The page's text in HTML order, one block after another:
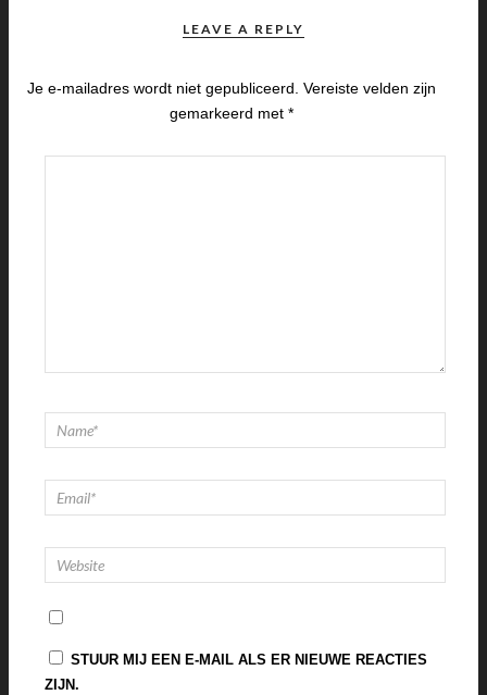
LEAVE A REPLY
Je e-mailadres wordt niet gepubliceerd. Vereiste velden zijn
gemarkeerd met*
STUUR MIJ EEN E-MAIL ALS ER NIEUWE REACTIES
ZIJN.